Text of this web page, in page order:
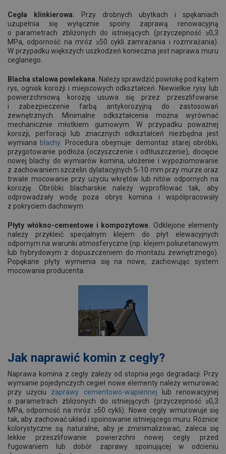
Cegła klinkierowa.
Przy drobnych ubytkach i spękaniach
uzupełnia się wyłącznie spoiny zaprawą renowacyjną
o parametrach zbliżonych do istniejących (przyczepność ≥0,3
MPa, odporność na mróz ≥50 cykli zamrażania i rozmrażania).
W przypadku większych uszkodzeń konieczna jest naprawa muru
ceglanego.
Blacha stalowa powlekana. Należy sprawdzić powłokę pod kątem
rys, ognisk korozji i miejscowych odkształceń. Niewielkie rysy lub
powierzchniową korozję usuwa się przez przeszlifowanie
i zabezpieczenie farbą antykorozyjną do zastosowań
zewnętrznych. Minimalne odkształcenia można wyrównać
mechanicznie młotkiem gumowym. W przypadku poważnej
korozji, perforacji lub znacznych odkształceń niezbędna jest
wymiana blachy. Procedura obejmuje: demontaż starej obróbki,
przygotowanie podłoża (oczyszczenie i odtłuszczenie), docięcie
nowej blachy do wymiarów komina, ułożenie i wypoziomowanie
z zachowaniem szczelin dylatacyjnych 5-10 mm przy murze oraz
trwałe mocowanie przy użyciu wkrętów lub nitów odpornych na
korozję. Obróbki blacharskie należy wyprofilować tak, aby
odprowadzały wodę poza obrys komina i współpracowały
z pokryciem dachowym.
Płyty włókno-cementowe i kompozytowe. Odklejone elementy
należy przykleić specjalnym klejem do płyt elewacyjnych
odpornym na warunki atmosferyczne (np. klejem poliuretanowym
lub hybrydowym z dopuszczeniem do montażu zewnętrznego).
Popękane płyty wymienia się na nowe, zachowując system
mocowania producenta.
Jak naprawić komin z cegły?
Naprawa komina z cegły zależy od stopnia jego degradacji. Przy
wymianie pojedynczych cegieł nowe elementy należy wmurować
przy użyciu zaprawy cementowo-wapiennej lub renowacyjnej
o parametrach zbliżonych do istniejących (przyczepność ≥0,3
MPa, odporność na mróz ≥50 cykli). Nowe cegły wmurowuje się
tak, aby zachować układ i spoinowanie istniejącego muru. Różnice
kolorystyczne są naturalne, aby je zminimalizować, zaleca się
lekkie przeszlifowanie powierzchni nowej cegły przed
fugowaniem lub dobór zaprawy spoinującej w odcieniu